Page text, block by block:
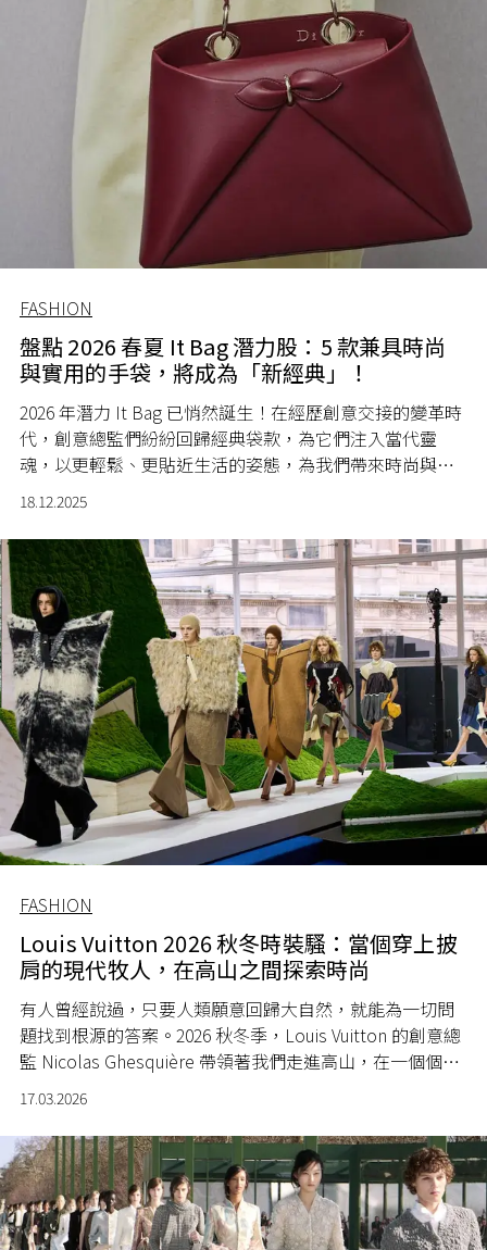
FASHION
盤點 2026 春夏 It Bag 潛力股：5 款兼具時尚
與實用的手袋，將成為「新經典」！
2026 年潛力 It Bag 已悄然誕生！在經歷創意交接的變革時
代，創意總監們紛紛回歸經典袋款，為它們注入當代靈
魂，以更輕鬆、更貼近生活的姿態，為我們帶來時尚與實
用兼備的新款式。
18.12.2025
FASHION
Louis Vuitton 2026 秋冬時裝騷：當個穿上披
肩的現代牧人，在高山之間探索時尚
有人曾經說過，只要人類願意回歸大自然，就能為一切問
題找到根源的答案。2026 秋冬季，Louis Vuitton 的創意總
監 Nicolas Ghesquière 帶領著我們走進高山，在一個個山
脈與平原之間探索著關於時尚的可能性，來一場屬於現代
遊牧旅人的冒險。身處數碼時代的我們，又能否找到一個
與自然、時裝和科技更生的平衡點？
17.03.2026